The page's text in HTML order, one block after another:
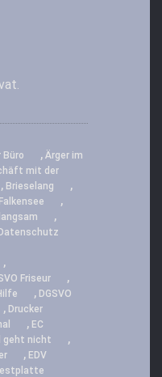
Büro , Ärger im
mit der
, Brieselang ,
,
,
Datenschutz
,
Friseur ,
, DGSVO
, Drucker
, EC
geht nicht ,
, EDV